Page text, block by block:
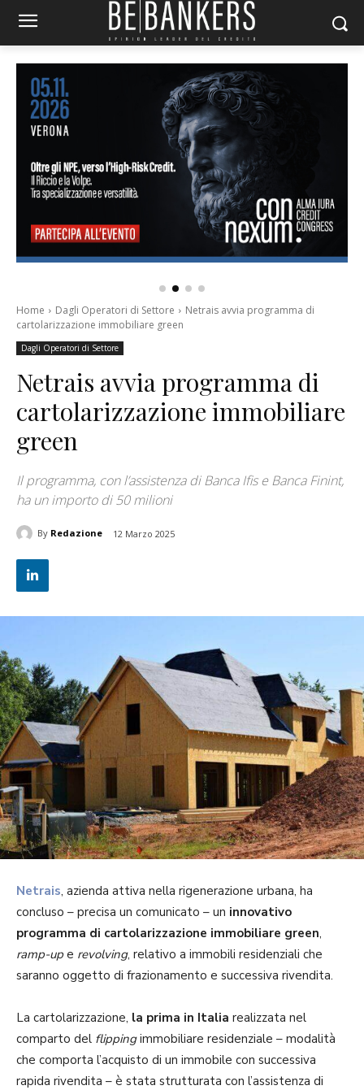
Home Dagli Operatori di Settore
Netrais avvia programma di
cartolarizzazione immobiliare green
Dagli Operatori di Settore
Netrais avvia programma di
cartolarizzazione immobiliare
green
Il programma, con l’assistenza di Banca Ifis e Banca Finint,
ha un importo di 50 milioni
By Redazione 12 Marzo 2025
Netrais, azienda attiva nella rigenerazione urbana, ha
concluso – precisa un comunicato – un innovativo
programma di cartolarizzazione immobiliare green,
ramp-up e revolving, relativo a immobili residenziali che
saranno oggetto di frazionamento e successiva rivendita.
La cartolarizzazione, la prima in Italia realizzata nel
comparto del flippingimmobiliare residenziale – modalità
che comporta l’acquisto di un immobile con successiva
rapida rivendita – è stata strutturata con l’assistenza di